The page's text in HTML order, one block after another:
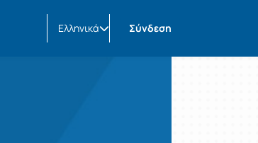
Ελληνικά Σύνδεση